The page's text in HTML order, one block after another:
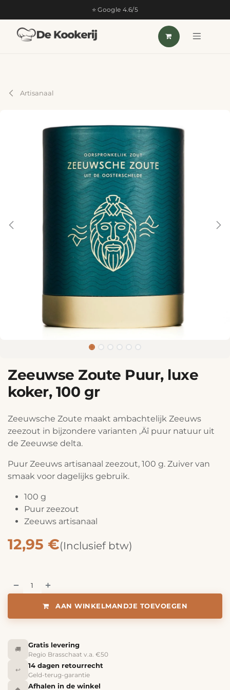
⭐ Google 4.6/5
Artisanaal
Zeeuwse Zoute Puur, luxe
koker, 100 gr
Zeeuwsche Zoute maakt ambachtelijk Zeeuws
zeezout in bijzondere varianten ‚Äî puur natuur uit
de Zeeuwse delta.
Puur Zeeuws artisanaal zeezout, 100 g. Zuiver van
smaak voor dagelijks gebruik.
100 g
Puur zeezout
Zeeuws artisanaal
12,95 €(Inclusief btw)
AAN WINKELMANDJE TOEVOEGEN
🚚
Gratis levering
Regio Brasschaat v.a. €50
↩️
14 dagen retourrecht
Geld-terug-garantie
Afhalen in de winkel